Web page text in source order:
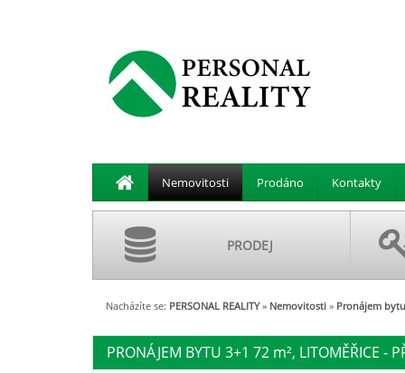
Nemovitosti Prodáno Kontakty
PRODEJ
Nacházíte se: PERSONAL REALITY » Nemovitosti » Pronájem
PRONÁJEM BYTU 3+1 72 m², LITOMĚŘICE -